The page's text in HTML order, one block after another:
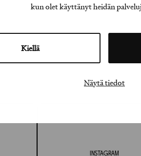
kun olet käyttänyt heidän
Kiellä
Näytä tiedot
INSTAGRAM